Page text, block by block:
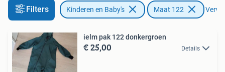
Filters Kinderen en Baby's Maat 122
ielm pak 122 donkergroen
€ 25,00 Details